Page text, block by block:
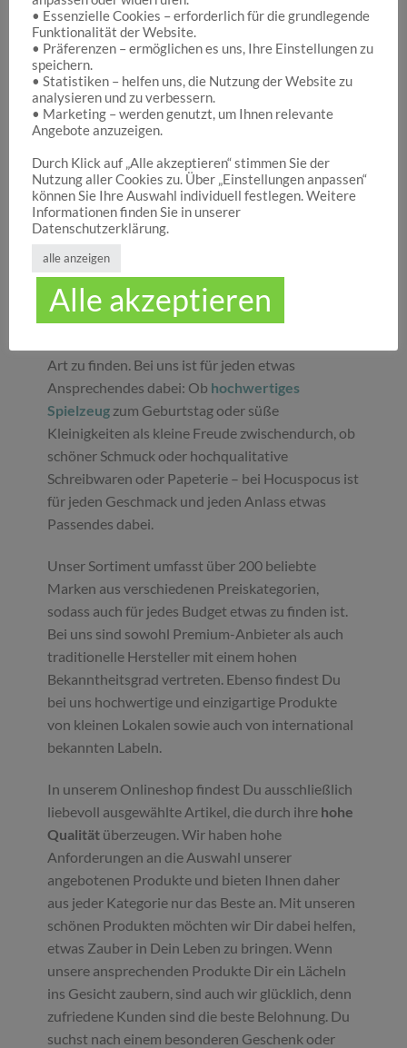
Hocuspocus – Ihr Onlineshop für die schönen
Dinge des Lebens
Hocuspocus ist die richtige Anlaufstelle für Dich,
wenn Du auf der Suche nach schönen
Geschenken , tollenSpielwarenoder
ansprechenderDekorationbist. Wir von
Hocuspocus wissen schöne Dinge stets zu
schätzen und legen daher großen Wert darauf,
dass bei uns Groß und Klein etwas finden, was sie
glücklich macht. Jeder Tag ist ein guter Anlass, um
seinen Liebsten oder sich selbst eine Freude zu
machen. Unser umfassendes Sortiment gibt Ihnen
Art zu finden. Bei uns ist für jeden etwas
Ansprechendes dabei: Ob hochwertiges
Spielzeug zum Geburtstag oder süße
Kleinigkeiten als kleine Freude zwischendurch, ob
schöner Schmuck oder hochqualitative
Schreibwaren oder Papeterie – bei Hocuspocus ist
für jeden Geschmack und jeden Anlass etwas
Passendes dabei.
Unser Sortiment umfasst über 200 beliebte
Marken aus verschiedenen Preiskategorien,
sodass auch für jedes Budget etwas zu finden ist.
Bei uns sind sowohl Premium-Anbieter als auch
traditionelle Hersteller mit einem hohen
Bekanntheitsgrad vertreten. Ebenso findest Du
bei uns hochwertige und einzigartige Produkte
von kleinen Lokalen sowie auch von international
bekannten Labeln.
In unserem Onlineshop findest Du ausschließlich
liebevoll ausgewählte Artikel, die durch ihre hohe
Qualität überzeugen. Wir haben hohe
Anforderungen an die Auswahl unserer
angebotenen Produkte und bieten Ihnen daher
aus jeder Kategorie nur das Beste an. Mit unseren
schönen Produkten möchten wir Dir dabei helfen,
etwas Zauber in Dein Leben zu bringen. Wenn
unsere ansprechenden Produkte Dir ein Lächeln
ins Gesicht zaubern, sind auch wir glücklich, denn
zufriedene Kunden sind die beste Belohnung. Du
suchst nach einem besonderen Geschenk oder
• Essenzielle Cookies – erforderlich für die grundlegende
Funktionalität der Website.
• Präferenzen – ermöglichen es uns, Ihre Einstellungen zu
speichern.
• Statistiken – helfen uns, die Nutzung der Website zu
analysieren und zu verbessern.
• Marketing – werden genutzt, um Ihnen relevante
Angebote anzuzeigen.
Durch Klick auf „Alle akzeptieren“ stimmen Sie der
Nutzung aller Cookies zu. Über „Einstellungen anpassen“
können Sie Ihre Auswahl individuell festlegen. Weitere
Informationen finden Sie in unserer
Datenschutzerklärung.
alle anzeigen
Alle akzeptieren